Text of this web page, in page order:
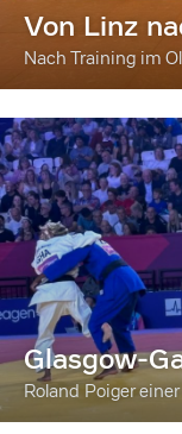
Von Linz
Nach Training im
Glasgow-
Roland Poiger